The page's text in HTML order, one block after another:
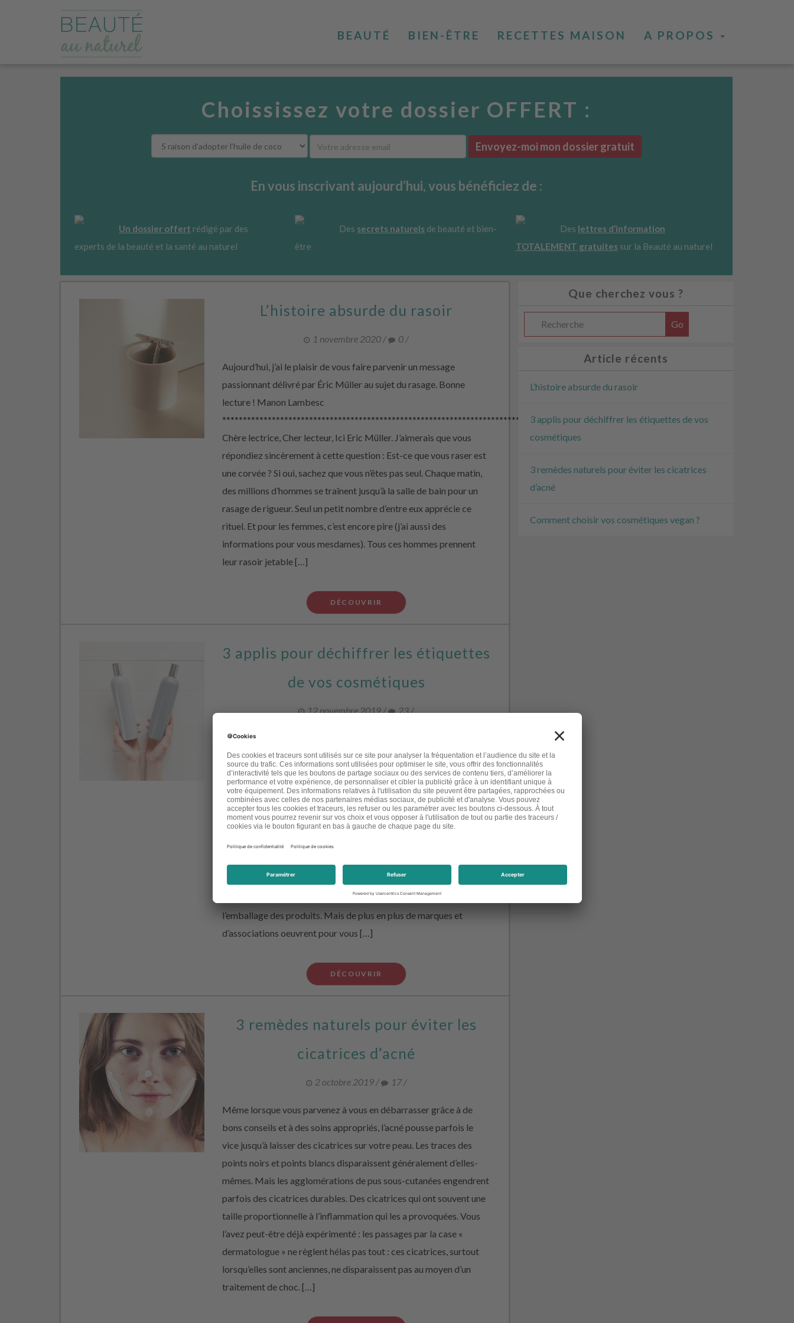
BEAUTÉ BIEN-ÊTRE RECETTES MAISON A PROPOS
Choississez votre dossier OFFERT :
Envoyez-moi mon dossier gratuit
En vous inscrivant aujourd’hui, vous bénéficiez de :
Un dossier offert rédigé par des
experts de la beauté et la santé au naturel
Des secrets naturels de beauté et bien-
être
Des lettres d’information
TOTALEMENT gratuitessur la Beauté au naturel
L’histoire absurde du rasoir
1 novembre 2020 / 0 /
Aujourd’hui, j’ai le plaisir de vous faire parvenir un message
passionnant délivré par Éric Müller au sujet du rasage. Bonne
lecture ! Manon Lambesc
*****************************************************************************************
Chère lectrice, Cher lecteur, Ici Eric Müller. J’aimerais que vous
répondiez sincèrement à cette question : Est-ce que vous raser est
une corvée ? Si oui, sachez que vous n’êtes pas seul. Chaque matin,
des millions d’hommes se traînent jusqu’à la salle de bain pour un
rasage de rigueur. Seul un petit nombre d’entre eux apprécie ce
rituel. Et pour les femmes, c’est encore pire (j’ai aussi des
informations pour vous mesdames). Tous ces hommes prennent
leur rasoir jetable […]
DÉCOUVRIR
3 applis pour déchiffrer les étiquettes
de vos cosmétiques
12 novembre 2019/ 23/
Aujourd’hui, vous n’avez plus le choix : vous devez apprendre à lire
les étiquettes des produits de beauté ! Vous savez que certains
cosmétiques contiennent de potentiels perturbateurs endocriniens
et c’est sans compter la présence d’autres substances
controversées qui pourraient être néfastes pour la santé et
l’environnement : huiles minérales, dérivés pétrochimiques,
silicones, polymères, matières éthoxylées, conservateurs,
biocides… La liste des ingrédients controversées est longue et il
peut être difficile de s’y retrouver. Pour couronner le tout, leurs
noms barbares sont dissimulés en caractères minuscules sur
l’emballage des produits. Mais de plus en plus de marques et
d’associations oeuvrent pour vous […]
DÉCOUVRIR
3 remèdes naturels pour éviter les
cicatrices d’acné
2 octobre 2019/ 17/
Même lorsque vous parvenez à vous en débarrasser grâce à de
bons conseils et à des soins appropriés, l’acné pousse parfois le
vice jusqu’à laisser des cicatrices sur votre peau. Les traces des
points noirs et points blancs disparaissent généralement d’elles-
mêmes. Mais les agglomérations de pus sous-cutanées engendrent
parfois des cicatrices durables. Des cicatrices qui ont souvent une
taille proportionnelle à l’inflammation qui les a provoquées. Vous
l’avez peut-être déjà expérimenté : les passages par la case «
dermatologue » ne règlent hélas pas tout : ces cicatrices, surtout
lorsqu’elles sont anciennes, ne disparaissent pas au moyen d’un
traitement de choc. […]
Que cherchez vous ?
Article récents
L’histoire absurde du rasoir
3 applis pour déchiffrer les étiquettes de vos
cosmétiques
3 remèdes naturels pour éviter les cicatrices
d’acné
Comment choisir vos cosmétiques vegan ?